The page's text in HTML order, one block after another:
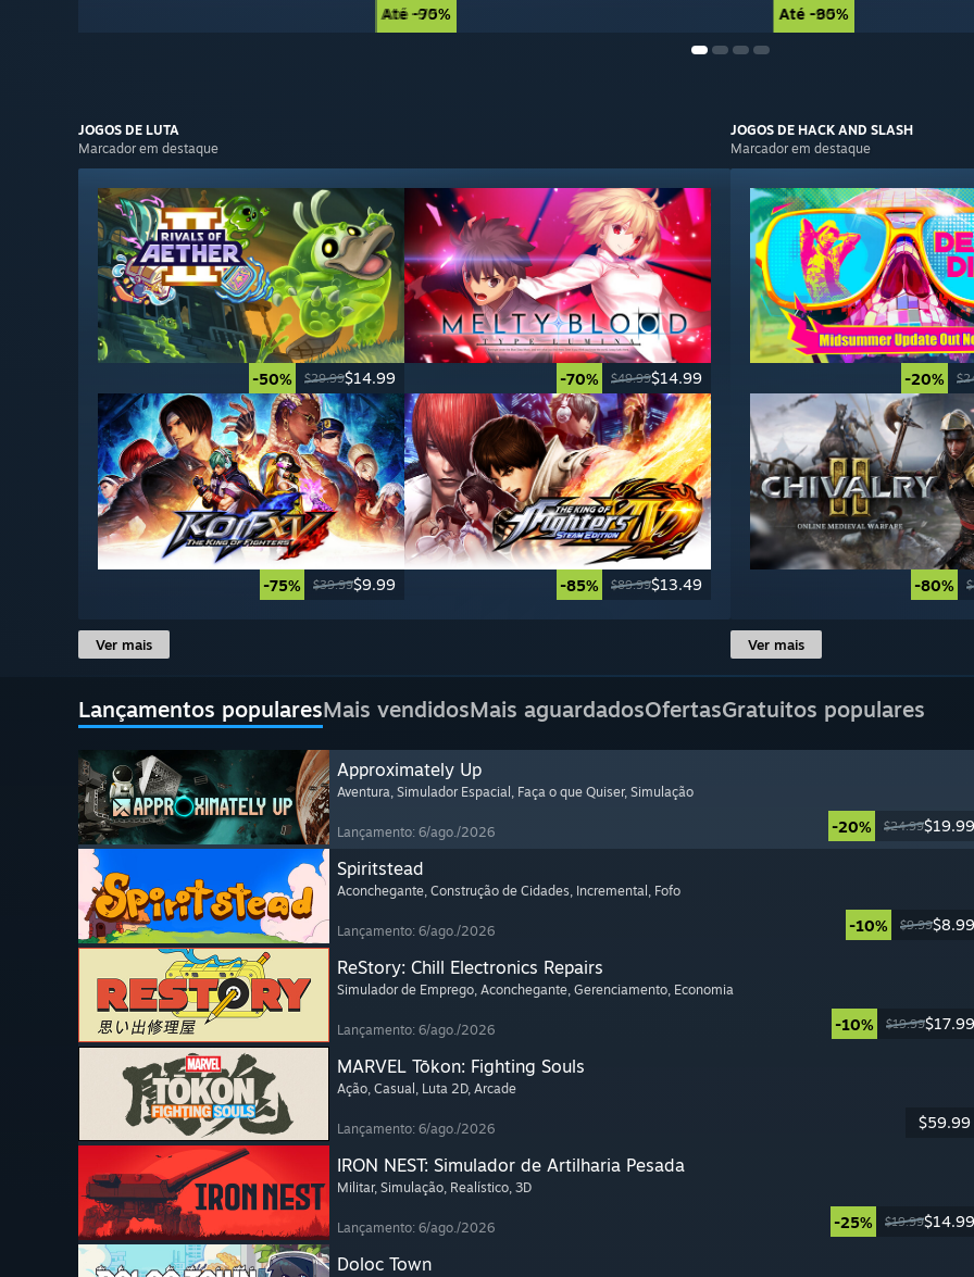
Até -75% Até -85%
Até -90% Até -90%
JOGOS DE LUTA
Marcador em destaque
-50% $29.99$14.99 -70% $49.99$14.99
-75% $39.99$9.99 -85% $89.99$13.49
Ver mais
JOGOS DE HACK AND SLASH
Marcador em destaque
-20%
-80%
Ver mais
Lançamentos popularesMais vendidosMais aguardadosOfertasGratuitos populares
Approximately Up
Aventura, Simulador Espacial , Faça o que Quiser, Simulação
Lançamento: 6/ago./2026 -20% $24.99$19.99
Spiritstead
Aconchegante, Construção de Cidades, Incremental , Fofo
Lançamento: 6/ago./2026 -10% $9.99$8.99
ReStory: Chill Electronics Repairs
Simulador de Emprego, Aconchegante, Gerenciamento, Economia
Lançamento: 6/ago./2026 -10% $19.99$17.99
MARVEL Tōkon: Fighting Souls
Ação, Casual , Luta 2D, Arcade
Lançamento: 6/ago./2026 $59.99
IRON NEST: Simulador de Artilharia Pesada
Militar, Simulação, Realístico, 3D
Lançamento: 6/ago./2026 -25% $19.99$14.99
Doloc Town